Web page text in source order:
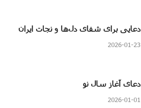
دعایی برای شفای دل‌ها و نجات ایران
2026-01-23
دعای آغاز سال نو
2026-01-01